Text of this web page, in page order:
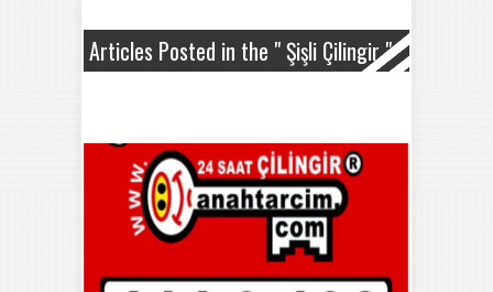
Articles Posted in the " Şişli Çilingir "
Category